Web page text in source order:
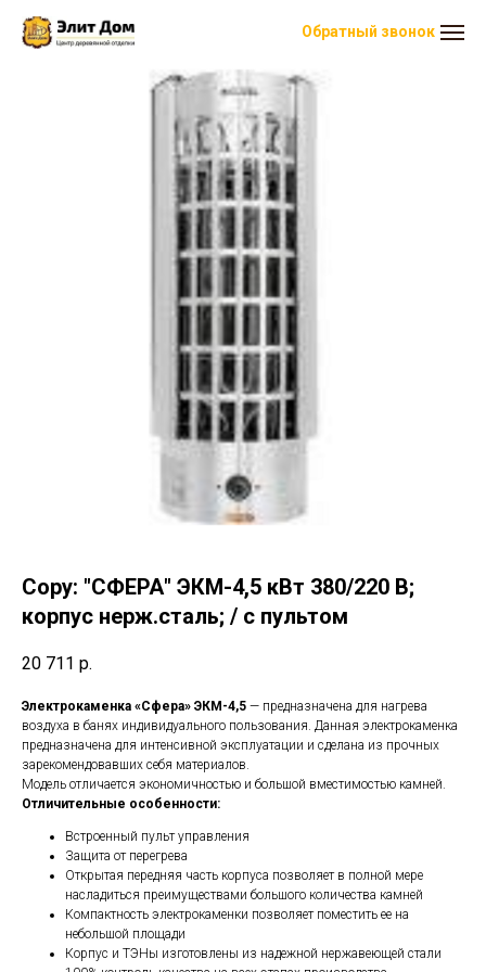
Обратный звонок
Copy: "СФЕРА" ЭКМ-4,5 кВт 380/220 В;
корпус нерж.сталь; / с пультом
20 711 р.
Электрокаменка «Сфера» ЭКМ-4,5 — предназначена для нагрева
воздуха в банях индивидуального пользования. Данная электрокаменка
предназначена для интенсивной эксплуатации и сделана из прочных
зарекомендовавших себя материалов.
Модель отличается экономичностью и большой вместимостью камней.
Отличительные особенности:
Встроенный пульт управления
Защита от перегрева
Открытая передняя часть корпуса позволяет в полной мере
насладиться преимуществами большого количества камней
Компактность электрокаменки позволяет поместить ее на
небольшой площади
Корпус и ТЭНы изготовлены из надежной нержавеющей стали